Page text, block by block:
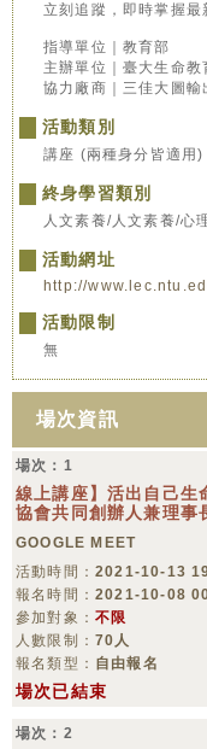
立刻追蹤，即時掌握
指導單位｜教育部
主辦單位｜臺大生命教
協力廠商｜三佳大圖輸
活動類別
講座 (兩種身分皆適用)
終身學習類別
人文素養/人文素養/心
活動網址
http://
活動限制
無
場次資訊
場次：1
線上講座】活出自己生
協會共同創辦人兼理
GOOGLE MEET
活動時間： 2021-10-13
報名時間： 2021-10-08
參加對象： 不限
人數限制： 70人
報名類型： 自由報名
場次已結束
場次：2